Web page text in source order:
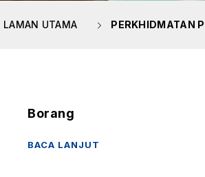
LAMAN UTAMA PERKHIDMATAN
Borang
BACA LANJUT